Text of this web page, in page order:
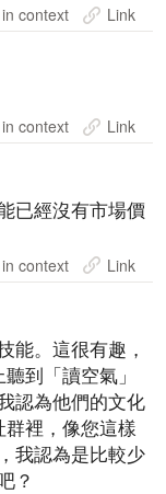
context Link
context Link
已經沒有市場價
context Link
能。這很有趣，
到「讀空氣」
認為他們的文化
裡，像您這樣
我認為是比較少
？